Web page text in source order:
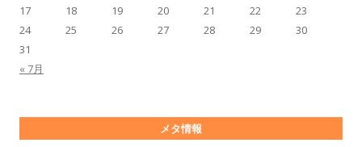
« 7月
17
18 19 20 21 22
23
24
25 26 27 28 29
30
31
メタ情報